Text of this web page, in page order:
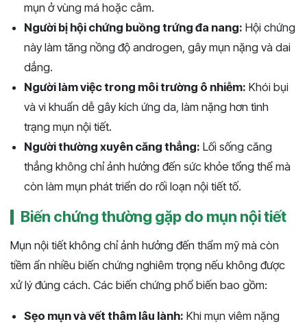
mụn ở vùng má hoặc cằm.
Người bị hội chứng buồng trứng đa nang: Hội chứng
này làm tăng nồng độ androgen, gây mụn nặng và dai
dẳng.
Người làm việc trong môi trường ô nhiễm: Khói bụi
và vi khuẩn dễ gây kích ứng da, làm nặng hơn tình
trạng mụn nội tiết.
Người thường xuyên căng thẳng: Lối sống căng
thẳng không chỉ ảnh hưởng đến sức khỏe tổng thể mà
còn làm mụn phát triển do rối loạn nội tiết tố.
Biến chứng thường gặp do mụn nội tiết
Mụn nội tiết không chỉ ảnh hưởng đến thẩm mỹ mà còn
tiềm ẩn nhiều biến chứng nghiêm trọng nếu không được
xử lý đúng cách. Các biến chứng phổ biến bao gồm:
Sẹo mụn và vết thâm lâu lành: Khi mụn viêm nặng